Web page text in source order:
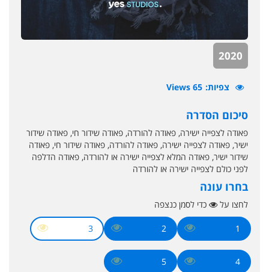
2020
צפיות 65 Views
סיכום הסדרה
פאודה לצפייה ישירה, פאודה להורדה, פאודה שידור חי, פאודה שידור
ישיר, פאודה לצפייה ישירה, פאודה להורדה, פאודה שידור חי, פאודה
שידור ישיר, פאודה המלא לצפייה ישירה או להורדה, פאודה הדלפה
לפני כולם לצפייה ישירה או להורדה
בחרו עונה
לחצו על כדי לסמן כנצפה
1
2
3
4
5